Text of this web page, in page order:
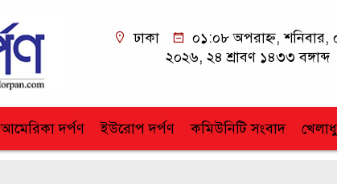
ঢাকা
০১:০৮ অপরাহ্ন, শনিবার,
২০২৬, ২৪ শ্রাবণ ১৪৩৩ বঙ্গাব্দ
আমেরিকা দর্পণ ইউরোপ দর্পণ কমিউনিটি সংবাদ